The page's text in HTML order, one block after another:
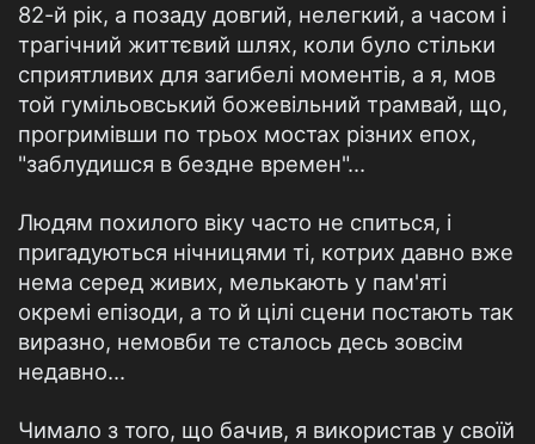
82-й рік, а позаду довгий, нелегкий, а часом і
трагічний життєвий шлях, коли було стільки
сприятливих для загибелі моментів, а я, мов
той гумільовський божевільний трамвай, що,
прогримівши по трьох мостах різних епох,
"заблудишся в бездне времен"...
Людям похилого віку часто не спиться, і
пригадуються нічницями ті, котрих давно вже
нема серед живих, мелькають у пам'яті
окремі епізоди, а то й цілі сцени постають так
виразно, немовби те сталось десь зовсім
недавно...
Чимало з того, що бачив, я використав у своїй